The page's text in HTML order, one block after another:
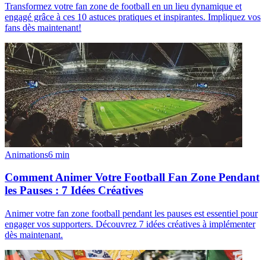
Transformez votre fan zone de football en un lieu dynamique et
engagé grâce à ces 10 astuces pratiques et inspirantes. Impliquez vos
fans dès maintenant!
Animations6 min
Comment Animer Votre Football Fan Zone Pendant
les Pauses : 7 Idées Créatives
Animer votre fan zone football pendant les pauses est essentiel pour
engager vos supporters. Découvrez 7 idées créatives à implémenter
dès maintenant.